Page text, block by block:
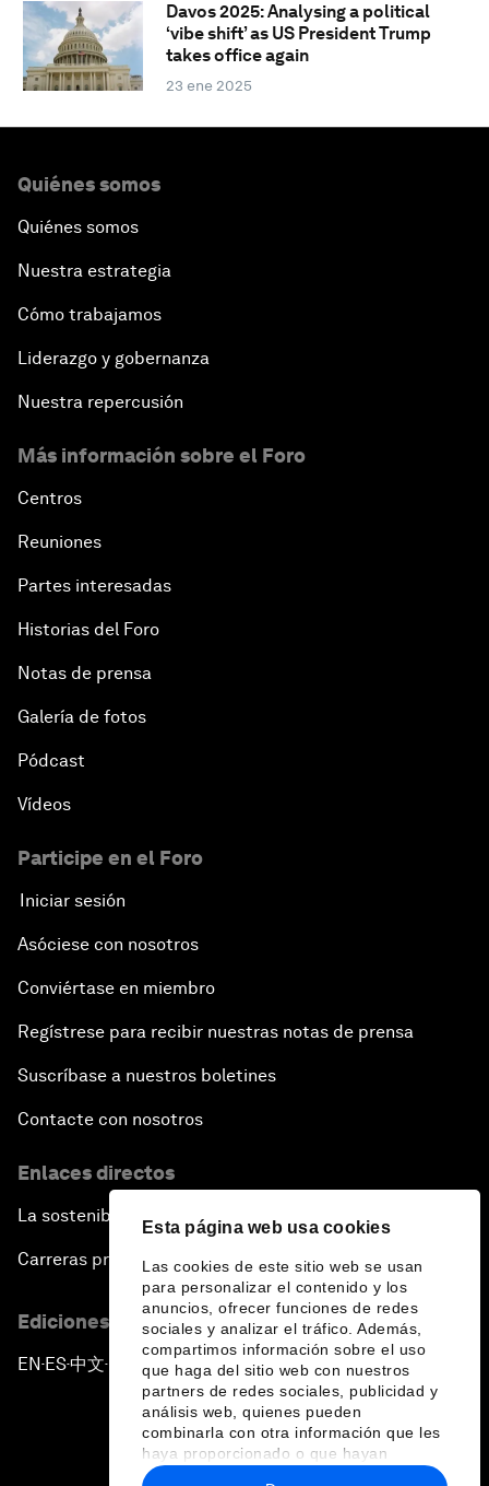
Esta página web usa cookies
Las cookies de este sitio web se usan
para personalizar el contenido y los
anuncios, ofrecer funciones de redes
sociales y analizar el tráfico. Además,
compartimos información sobre el uso
que haga del sitio web con nuestros
partners de redes sociales, publicidad y
análisis web, quienes pueden
combinarla con otra información que les
haya proporcionado o que hayan
recopilado a partir del uso que haya
Davos 2025: Analysing a political
‘vibe shift’ as US President Trump
takes office again
23 ene 2025
Quiénes somos
Quiénes somos
Nuestra estrategia
Cómo trabajamos
Liderazgo y gobernanza
Nuestra repercusión
Más información sobre el Foro
Centros
Reuniones
Partes interesadas
Historias del Foro
Notas de prensa
Galería de fotos
Pódcast
Vídeos
Participe en el Foro
Iniciar sesión
Asóciese con nosotros
Conviértase en miembro
Regístrese para recibir nuestras notas de prensa
Suscríbase a nuestros boletines
Contacte con nosotros
Enlaces directos
La sostenibilidad en el Foro
Carreras profesionales
Ediciones en otros idiomas
EN ▪ ES▪中文▪ 日本語